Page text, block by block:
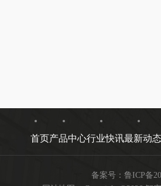
首页产品中心行业快讯最新动态
备案号： 鲁ICP备